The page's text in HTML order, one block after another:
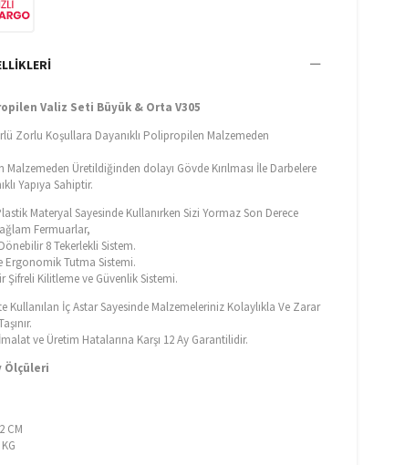
Valiz Seti Büyük & Orta V305
Zorlu Koşullara Dayanıklı Polipropilen Malzemeden
Üretildiğinden dolayı Gövde Kırılması İle Darbelere
Yapıya Sahiptir.
Materyal Sayesinde Kullanırken Sizi Yormaz Son Derece
Fermuarlar,
8 Tekerlekli Sistem.
Ergonomik Tutma Sistemi.
Şifreli Kilitleme ve Güvenlik Sistemi.
Kullanılan İç Astar Sayesinde Malzemeleriniz Kolaylıkla Ve Zarar
ve Üretim Hatalarına Karşı 12 Ay Garantilidir.
Ölçüleri
CM